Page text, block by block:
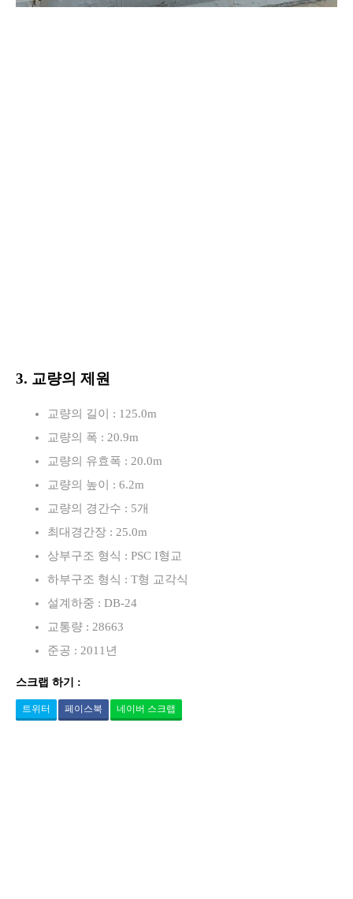
3. 교량의 제원
교량의 길이 : 125.0m
교량의 폭 : 20.9m
교량의 유효폭 : 20.0m
교량의 높이 : 6.2m
교량의 경간수 : 5개
최대경간장 : 25.0m
상부구조 형식 : PSC I형교
하부구조 형식 : T형 교각식
설계하중 : DB-24
교통량 : 28663
준공 : 2011년
스크랩 하기 :
트위터 페이스북 네이버 스크랩